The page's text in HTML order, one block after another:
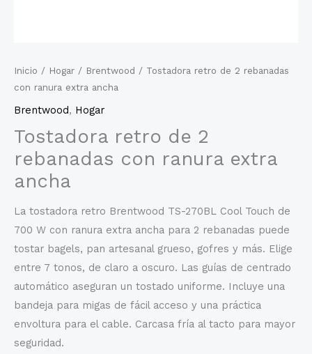
Inicio / Hogar / Brentwood / Tostadora retro de 2 rebanadas
con ranura extra ancha
Brentwood, Hogar
Tostadora retro de 2
rebanadas con ranura extra
ancha
La tostadora retro Brentwood TS-270BL Cool Touch de
700 W con ranura extra ancha para 2 rebanadas puede
tostar bagels, pan artesanal grueso, gofres y más. Elige
entre 7 tonos, de claro a oscuro. Las guías de centrado
automático aseguran un tostado uniforme. Incluye una
bandeja para migas de fácil acceso y una práctica
envoltura para el cable. Carcasa fría al tacto para mayor
seguridad.